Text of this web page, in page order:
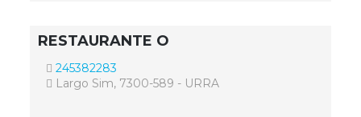
RESTAURANTE O
245382283
Largo Sim, 7300-589 - URRA